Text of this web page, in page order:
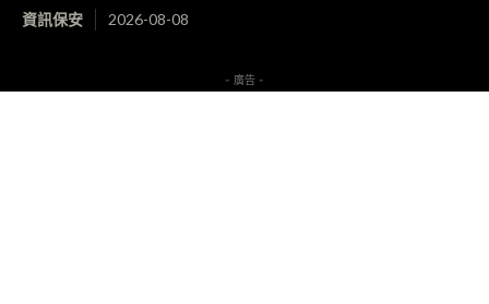
資訊保安 2026-08-08
- 廣告 -